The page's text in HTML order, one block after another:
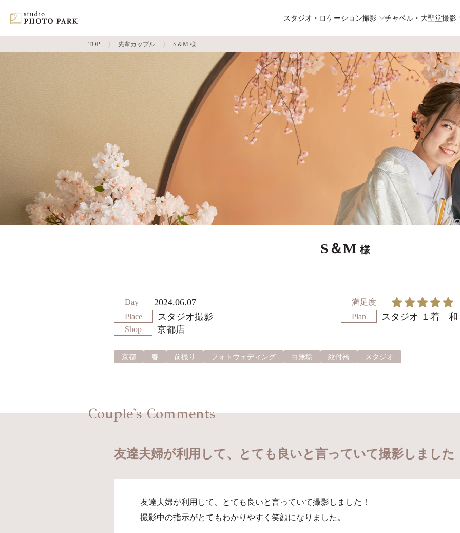
スタジオ・ロケーション撮影 チャペル・大聖堂撮影
TOP 先輩カップル S＆M 様
S＆M 様
Day 2024.06.07
満足度
Place
スタジオ撮影 Plan スタジオ １着 和
Shop 京都店
京都 春 前撮り フォトウェディング 白無垢 紋付袴 スタジオ
Couple's Comments
友達夫婦が利用して、とても良いと言っていて撮影しました
友達夫婦が利用して、とても良いと言っていて撮影しました！
撮影中の指示がとてもわかりやすく笑顔になりました。